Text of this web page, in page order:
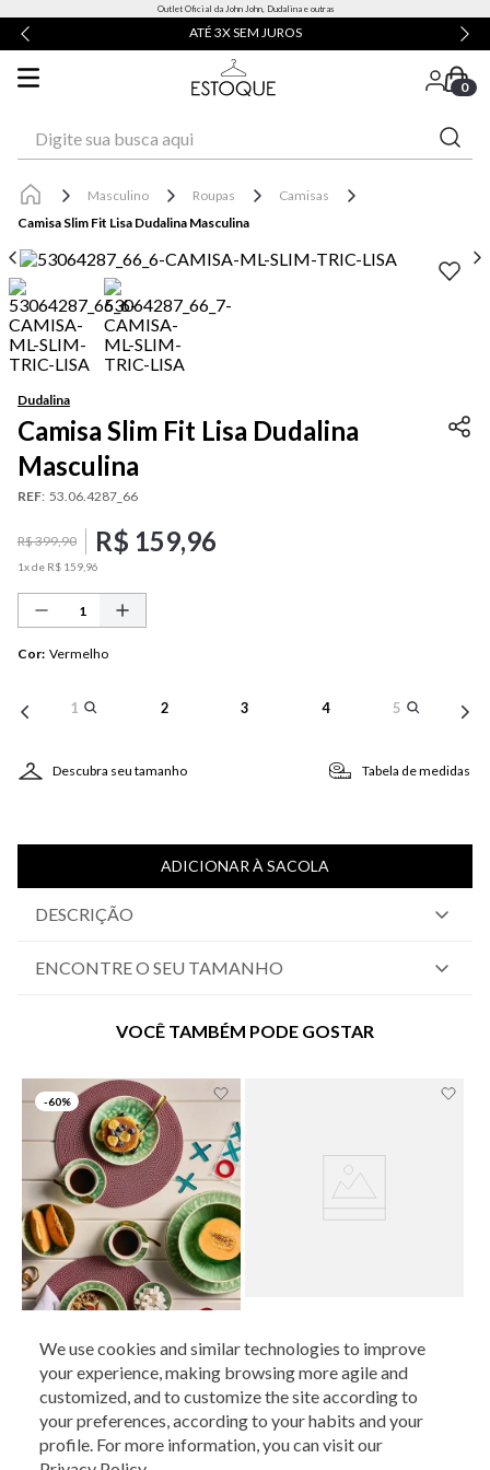
We use cookies and similar technologies to improve
your experience, making browsing more agile and
customized, and to customize the site according to
your preferences, according to your habits and your
profile. For more information, you can visit our
Outlet Oficial da John John, Dudalina e outras
ATÉ 3X SEM JUROS
0
Masculino Roupas
Camisas
Camisa Slim Fit Lisa Dudalina Masculina
Dudalina
Camisa Slim Fit Lisa Dudalina
Masculina
REF: 53.06.4287_66
R$399,90 R$ 159,96
1x de R$ 159 96
Cor: Vermelho
1 2 3 4 5
Descubra seu tamanho Tabela de medidas
ADICIONAR À SACOLA
DESCRIÇÃO
ENCONTRE O SEU TAMANHO
VOCÊ TAMBÉM PODE GOSTAR
-60%
LE LIS
Lugar Americano Le Lis Casa Brenda
R$34, 90 R$13,96
R$
19,
1x de R$19 96